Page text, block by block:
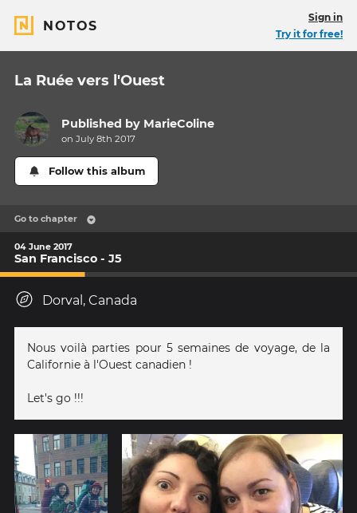
NOTOS
Sign in
Try it for free!
La Ruée vers l'Ouest
Published by MarieColine
on July 8th 2017
Follow this album
Go to chapter
04 June 2017
San Francisco - J5
Dorval, Canada
Nous voilà parties pour 5 semaines de voyage, de la
Californie à l'Ouest canadien !
Let's go !!!